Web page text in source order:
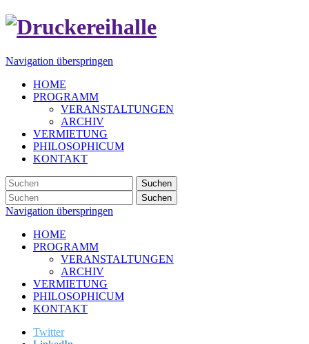
Navigation überspringen
HOME
PROGRAMM
VERANSTALTUNGEN
ARCHIV
VERMIETUNG
PHILOSOPHICUM
KONTAKT
Suchen
Suchen
Navigation überspringen
HOME
PROGRAMM
VERANSTALTUNGEN
ARCHIV
VERMIETUNG
PHILOSOPHICUM
KONTAKT
Twitter